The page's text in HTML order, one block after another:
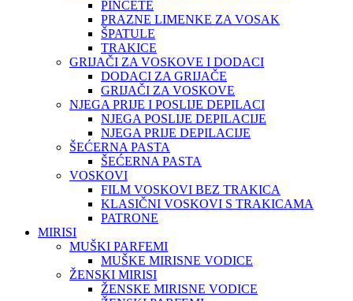
PINCETE
PRAZNE LIMENKE ZA VOSAK
ŠPATULE
TRAKICE
GRIJAČI ZA VOSKOVE I DODACI
DODACI ZA GRIJAČE
GRIJAČI ZA VOSKOVE
NJEGA PRIJE I POSLIJE DEPILACI
NJEGA POSLIJE DEPILACIJE
NJEGA PRIJE DEPILACIJE
ŠEĆERNA PASTA
ŠEĆERNA PASTA
VOSKOVI
FILM VOSKOVI BEZ TRAKICA
KLASIČNI VOSKOVI S TRAKICAMA
PATRONE
MIRISI
MUŠKI PARFEMI
MUŠKE MIRISNE VODICE
ŽENSKI MIRISI
ŽENSKE MIRISNE VODICE